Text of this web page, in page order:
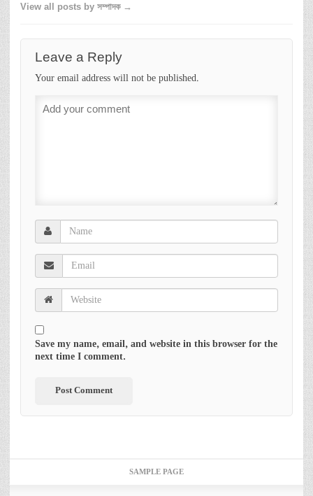
View all posts by সম্পাদক →
Leave a Reply
Your email address will not be published.
Save my name, email, and website in this browser for the
next time I comment.
SAMPLE PAGE